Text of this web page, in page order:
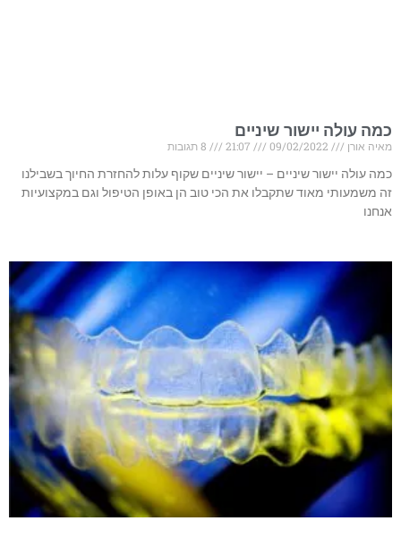
כמה עולה יישור שיניים
מאיה אורן
כמה עולה יישור שיניים – יישור שיניים שקוף עלות להחזרת החיוך בשבילנו
זה משמעותי מאוד שתקבלו את הכי טוב הן באופן הטיפול וגם במקצועיות
אנחנו